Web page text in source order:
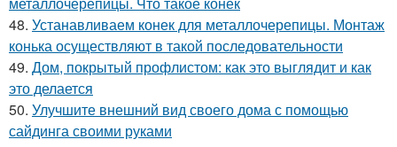
48. Устанавливаем конек для металлочерепицы. Монтаж
конька осуществляют в такой последовательности
49. Дом, покрытый профлистом: как это выглядит и как
это делается
50. Улучшите внешний вид своего дома с помощью
сайдинга своими руками